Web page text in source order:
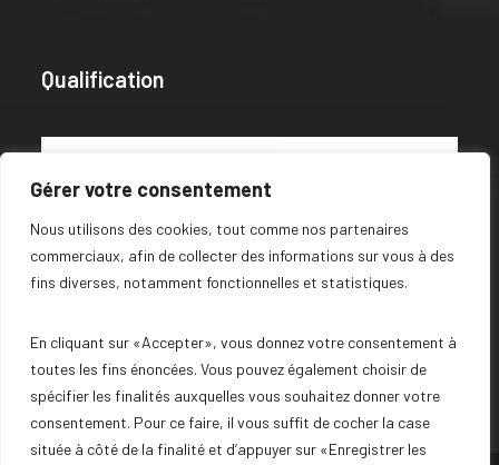
Gérer votre consentement
Nous utilisons des cookies, tout comme nos partenaires
commerciaux, afin de collecter des informations sur vous à des
fins diverses, notamment fonctionnelles et statistiques.
En cliquant sur «Accepter», vous donnez votre consentement à
toutes les fins énoncées. Vous pouvez également choisir de
spécifier les finalités auxquelles vous souhaitez donner votre
consentement. Pour ce faire, il vous suffit de cocher la case
située à côté de la finalité et d’appuyer sur «Enregistrer les
Qualification